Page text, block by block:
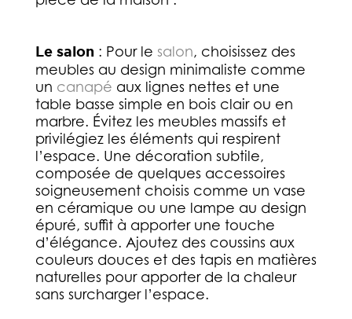
Le salon : Pour le salon, choisissez des
meubles au design minimaliste comme
un canapé aux lignes nettes et une
table basse simple en bois clair ou en
marbre. Évitez les meubles massifs et
privilégiez les éléments qui respirent
l’espace. Une décoration subtile,
composée de quelques accessoires
soigneusement choisis comme un vase
en céramique ou une lampe au design
épuré, suffit à apporter une touche
d’élégance. Ajoutez des coussins aux
couleurs douces et des tapis en matières
naturelles pour apporter de la chaleur
sans surcharger l’espace.